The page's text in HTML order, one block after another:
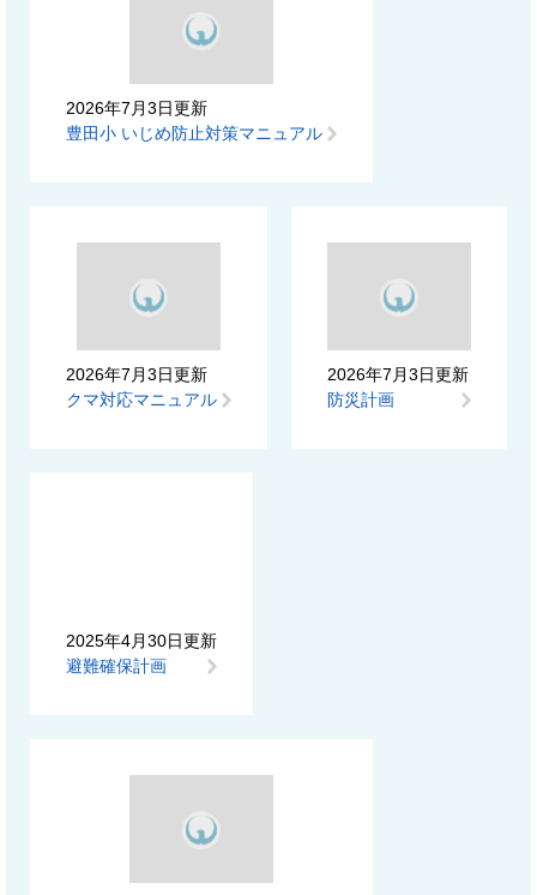
2026年7月3日更新
豊田小 いじめ防止対策マニュアル
2026年7月3日更新
クマ対応マニュアル
2026年7月3日更新
防災計画
2025年4月30日更新
避難確保計画